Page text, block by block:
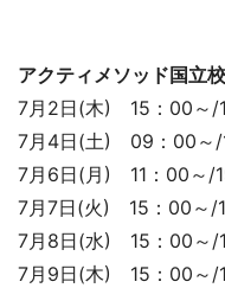
アクティメソッド国立
7月2日(木) 15：00～/
7月4日(土) 09：00～/
7月6日(月) 11：00～/
7月7日(火) 15：00～/
7月8日(水) 15：00～/
7月9日(木) 15：00～/